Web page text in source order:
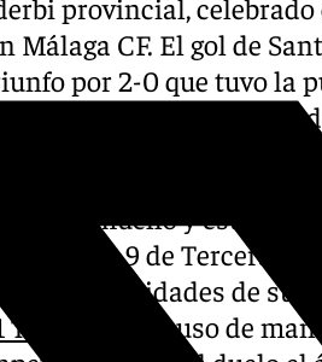
Málaga CF. El gol de
por 2-0 que tuvo
con un gran remate
atacante.
mucho y
Grupo 9 de Tercera
oportunidades de
Televisión
y puso de